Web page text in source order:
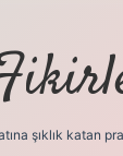
şıklık katan